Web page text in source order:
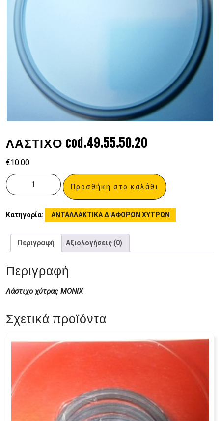
ΛΑΣΤΙΧΟ cod.49.55.50.20
€10.00
Προσθήκη στο καλάθι
Κατηγορία: ΑΝΤΑΛΛΑΚΤΙΚΑ ΔΙΑΦΟΡΩΝ ΧΥΤΡΩΝ
Περιγραφή Αξιολογήσεις (0)
Περιγραφή
Λάστιχο χύτρας MONIX
Σχετικά προϊόντα